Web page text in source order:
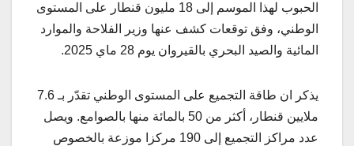
الحبوب لهذا الموسم إلى 18 مليون قنطار على المستوى
الوطني، وفق توقعات كشف عنها وزير الفلاحة والموارد
المائية والصيد البحري بالقيروان يوم 28 ماي 2025.
يذكر ان طاقة التجميع على المستوى الوطني تقدّر بـ 7.6
ملايين قنطار، أكثر من 50 بالمائة منها بالصوامع. ويصل
عدد مراكز التجميع إلى 190 مركزا موزعة بالخصوص